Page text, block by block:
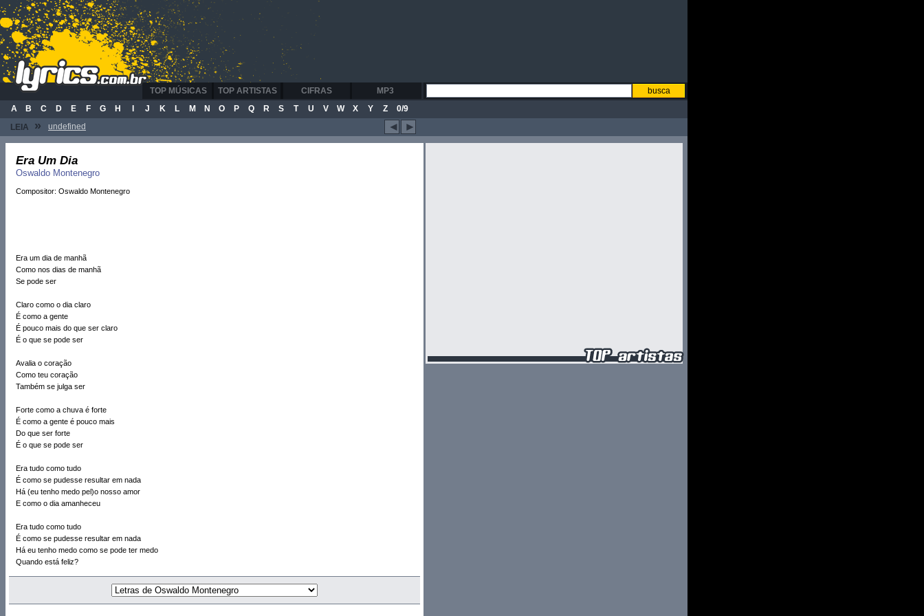
MP3
CIFRAS
TOP ARTISTAS
TOP MÚSICAS
A
B C D E F G H J K L M N O P Q R S T U V W X Y Z
0/9
LEIA
» undefined ◄ ►
Era Um Dia
Oswaldo Montenegro
Compositor: Oswaldo Montenegro
Era um dia de manhã
Como nos dias de manhã
Se pode ser
Claro como o dia claro
É como a gente
É pouco mais do que ser claro
É o que se pode ser
Avalia o coração
Como teu coração
Também se julga ser
Forte como a chuva é forte
É como a gente é pouco mais
Do que ser forte
É o que se pode ser
Era tudo como tudo
É como se pudesse resultar em nada
Há (eu tenho medo pel)o nosso amor
E como o dia amanheceu
Era tudo como tudo
É como se pudesse resultar em nada
Há eu tenho medo como se pode ter medo
Quando está feliz?